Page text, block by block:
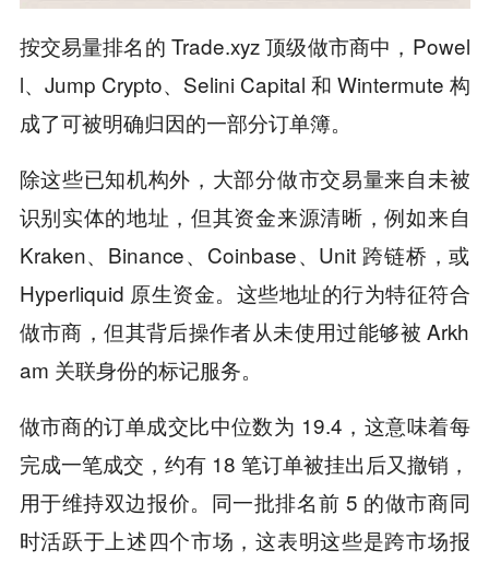
按交易量排名的 Trade.xyz 顶级做市商中，Powel
l、Jump Crypto、Selini Capital 和 Wintermute 构
成了可被明确归因的一部分订单簿。
除这些已知机构外，大部分做市交易量来自未被
识别实体的地址，但其资金来源清晰，例如来自
Kraken、Binance、Coinbase、Unit 跨链桥，或
Hyperliquid 原生资金。这些地址的行为特征符合
做市商，但其背后操作者从未使用过能够被 Arkh
am 关联身份的标记服务。
做市商的订单成交比中位数为 19.4，这意味着每
完成一笔成交，约有 18 笔订单被挂出后又撤销，
用于维持双边报价。同一批排名前 5 的做市商同
时活跃于上述四个市场，这表明这些是跨市场报